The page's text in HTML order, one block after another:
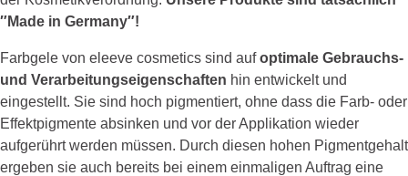
″Made in Germany″!
Farbgele von eleeve cosmetics sind aufoptimale Gebrauchs-
und Verarbeitungseigenschaften hin entwickelt und
eingestellt. Sie sind hoch pigmentiert, ohne dass die Farb- oder
Effektpigmente absinken und vor der Applikation wieder
aufgerührt werden müssen. Durch diesen hohen Pigmentgehalt
ergeben sie auch bereits bei einem einmaligen Auftrag eine